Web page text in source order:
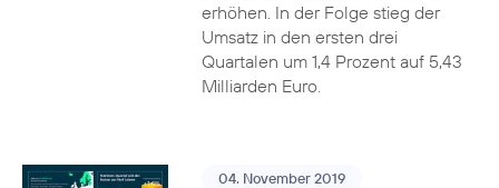
erhöhen. In der Folge stieg der
Umsatz in den ersten drei
Quartalen um 1,4 Prozent auf 5,43
Milliarden Euro.
04. November 2019